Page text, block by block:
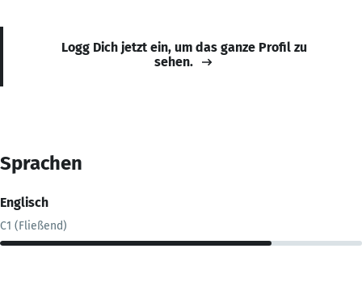
Logg Dich jetzt ein, um das ganze Profil zu
sehen.
Sprachen
Englisch
C1 (Fließend)